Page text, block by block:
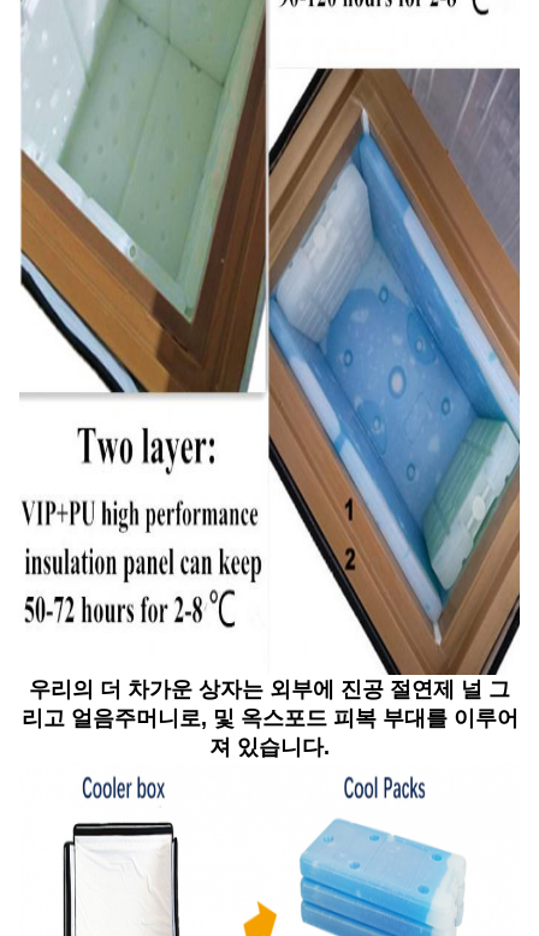
우리의 더 차가운 상자는 외부에 진공 절연제 널 그
리고 얼음주머니로, 및 옥스포드 피복 부대를 이루어
져 있습니다.